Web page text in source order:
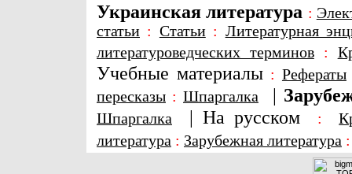
Украинская литература :
статьи : Статьи: Литературная
литературоведческих терминов:
Учебные материалы : Рефераты
пересказы : Шпаргалка |
Шпаргалка | На русском :
литература : Зарубежная литература